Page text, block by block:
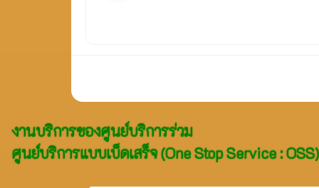
งานบริการของศูนย์บริการร่วม
ศูนย์บริการแบบเบ็ดเสร็จ (One Stop Service :